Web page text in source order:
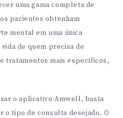
uma gama completa de
pacientes obtenham
mental em uma única
de quem precisa de
tratamentos mais específicos,
o aplicativo Amwell, basta
o tipo de consulta desejado. O